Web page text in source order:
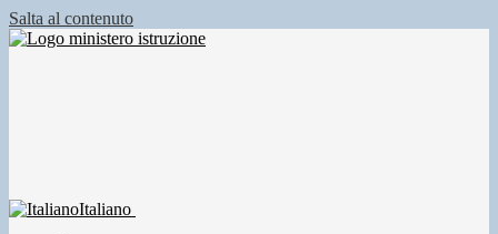
Salta al contenuto
Italiano